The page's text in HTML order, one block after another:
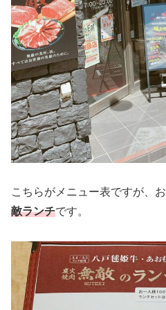
こちらがメニュー表ですが、
敵ランチです。